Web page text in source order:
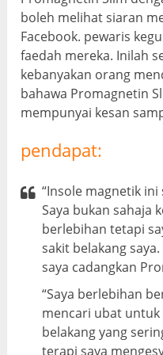
boleh melihat siaran
Facebook. pewaris
faedah mereka. Inilah
kebanyakan orang
bahawa Promagnetin
mempunyai kesan
pendapat:
“Insole magnetik
Saya bukan sahaja
berlebihan tetapi
sakit belakang
saya cadangkan
“Saya berlebihan
mencari ubat untuk
belakang yang
terapi saya